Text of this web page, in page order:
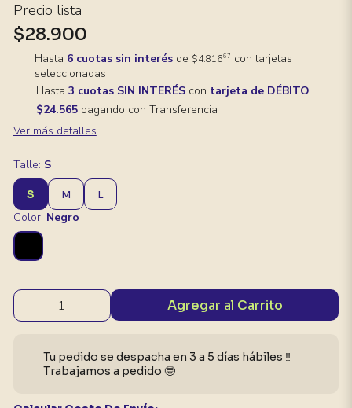
Precio lista
$28.900
Hasta 6 cuotas sin interésde $4.81667 con tarjetas
seleccionadas
Hasta 3 cuotas SIN INTERÉScon tarjeta de DÉBITO
$24.565pagando con Transferencia
Ver más detalles
Talle: S
S M L
Color: Negro
Agregar al Carrito
Tu pedido se despacha en 3 a 5 días hábiles ‼️
Trabajamos a pedido 🤓